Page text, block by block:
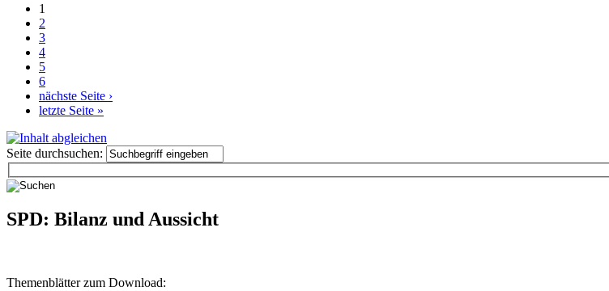
1
2
3
4
5
6
nächste Seite ›
letzte Seite »
Seite durchsuchen:
SPD: Bilanz und Aussicht
Themenblätter zum Download: